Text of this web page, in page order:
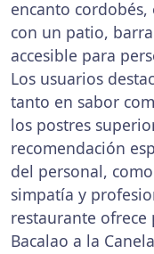
encanto
con un patio,
accesible para
Los usuarios
tanto en sabor
los postres
recomendación
del personal,
simpatía y
restaurante ofrece
Bacalao a la